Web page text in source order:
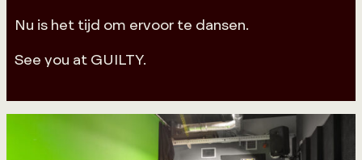
Nu is het tijd om ervoor te dansen.
See you at GUILTY.